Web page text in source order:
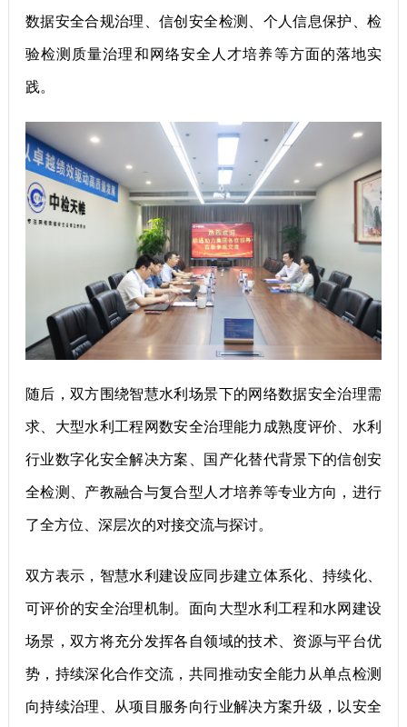
数据安全合规治理、信创安全检测、个人信息保护、检
验检测质量治理和网络安全人才培养等方面的落地实
践。
随后，双方围绕智慧水利场景下的网络数据安全治理需
求、大型水利工程网数安全治理能力成熟度评价、水利
行业数字化安全解决方案、国产化替代背景下的信创安
全检测、产教融合与复合型人才培养等专业方向，进行
了全方位、深层次的对接交流与探讨。
双方表示，智慧水利建设应同步建立体系化、持续化、
可评价的安全治理机制。面向大型水利工程和水网建设
场景，双方将充分发挥各自领域的技术、资源与平台优
势，持续深化合作交流，共同推动安全能力从单点检测
向持续治理、从项目服务向行业解决方案升级，以安全